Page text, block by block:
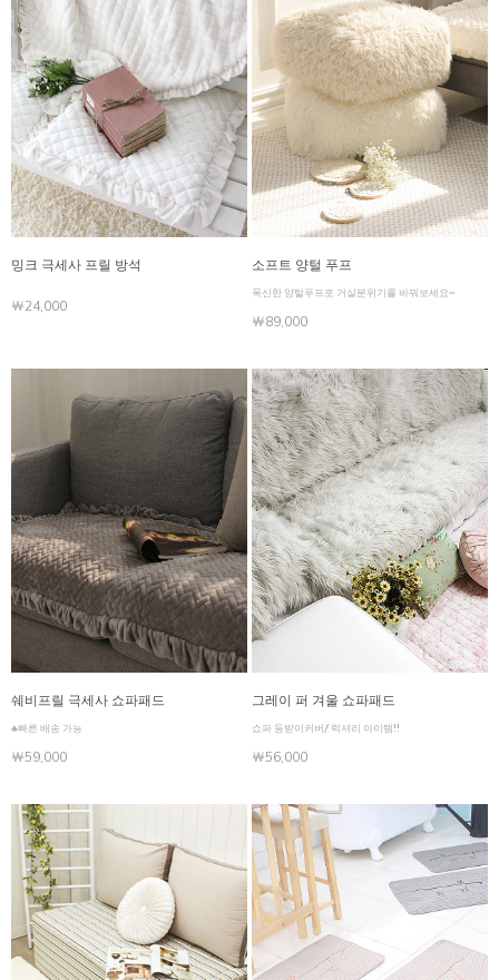
밍크 극세사 프릴 방석
￦24,000
소프트 양털 푸프
폭신한 양털푸프로 거실분위기를 바꿔보세요~
￦89,000
쉐비프릴 극세사 쇼파패드
♣빠른 배송 가능
￦59,000
그레이 퍼 겨울 쇼파패드
쇼파 등받이커버/ 럭셔리 아이템!!
￦56,000